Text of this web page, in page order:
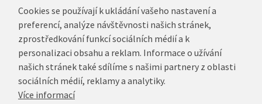
E-mail:info@prima-cocky.cz
Reklamační adresa
Andrea Votavová
Revoluční 1017
290 01 Poděbrady
Cookies se používají k ukládání vašeho nastavení a
preferencí, analýze návštěvnosti našich stránek,
zprostředkování funkcí sociálních médií a k
personalizaci obsahu a reklam. Informace o užívání
našich stránek také sdílíme s našimi partnery z oblasti
sociálních médií, reklamy a analytiky.
Více informací